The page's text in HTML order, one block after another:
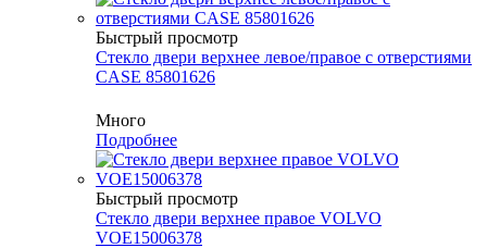
Быстрый просмотр
Стекло двери верхнее левое/правое с отверстиями
CASE 85801626
Много
Подробнее
Быстрый просмотр
Стекло двери верхнее правое VOLVO
VOE15006378